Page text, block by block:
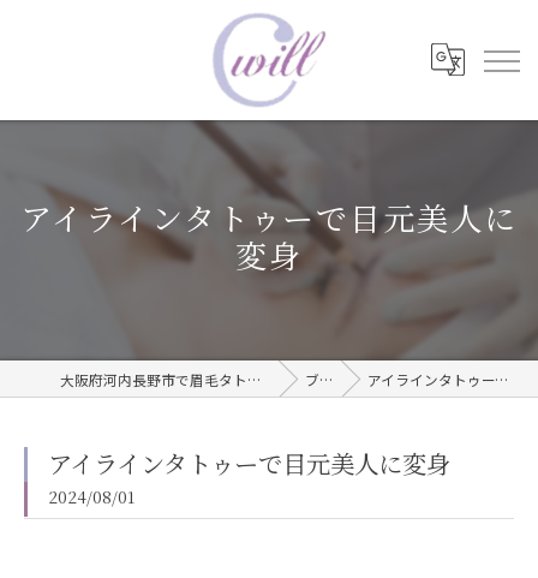
アイラインタトゥーで目元美人に
変身
大阪府河内長野市で眉毛タトゥーならwill care サロン ブログ アイラインタトゥーで目元美人に変身
アイラインタトゥーで目元美人に変身
2024/08/01